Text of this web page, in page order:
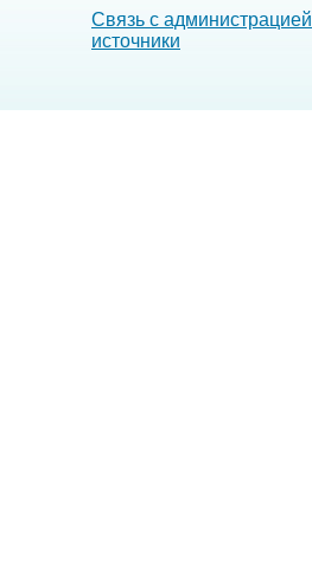
Связь с администрацией
источники